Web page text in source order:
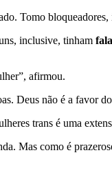
Tomo
inclusive, tinham
afirmou.
Deus não é a favor
trans é uma
Mas como é